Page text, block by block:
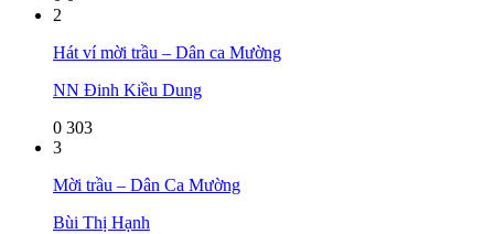
2
Hát ví mời trầu – Dân ca Mường
NN Đinh Kiều Dung
0 303
3
Mời trầu – Dân Ca Mường
Bùi Thị Hạnh